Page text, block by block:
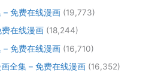
– 免费在线漫画 (19,773)
费在线漫画 (18,244)
– 免费在线漫画 (16,710)
全集 – 免费在线漫画 (16,352)